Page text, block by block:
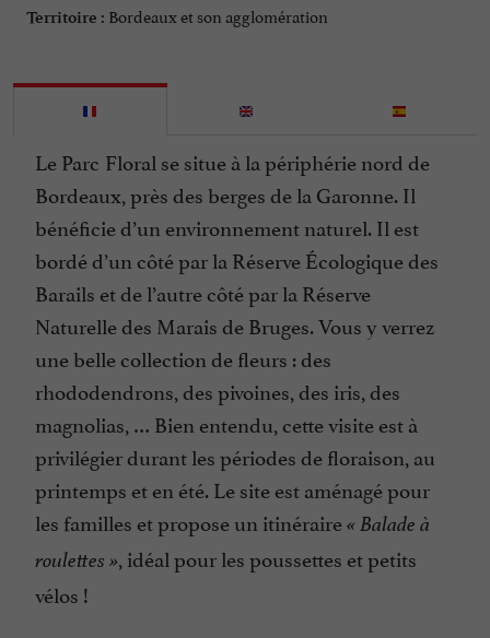
Territoire : Bordeaux et son agglomération
Le Parc Floral se situe à la périphérie nord de
Bordeaux, près des berges de la Garonne. Il
bénéficie d’un environnement naturel. Il est
bordé d’un côté par la Réserve Écologique des
Barails et de l’autre côté par la Réserve
Naturelle des Marais de Bruges. Vous y verrez
une belle collection de fleurs : des
rhododendrons, des pivoines, des iris, des
magnolias, … Bien entendu, cette visite est à
privilégier durant les périodes de floraison, au
printemps et en été. Le site est aménagé pour
les familles et propose un itinéraire« Balade à
roulettes », idéal pour les poussettes et petits
vélos !